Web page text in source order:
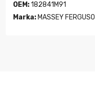
OEM:182841M91
Marka: MASSEY